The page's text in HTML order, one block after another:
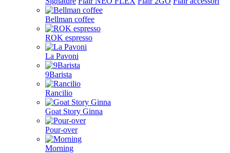
Bellman coffee
ROK espresso
La Pavoni
9Barista
Rancilio
Goat Story Ginna
Pour-over
Morning